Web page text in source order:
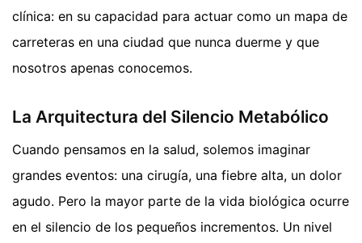
clínica: en su capacidad para actuar como un mapa de
carreteras en una ciudad que nunca duerme y que
nosotros apenas conocemos.
La Arquitectura del Silencio Metabólico
Cuando pensamos en la salud, solemos imaginar
grandes eventos: una cirugía, una fiebre alta, un dolor
agudo. Pero la mayor parte de la vida biológica ocurre
en el silencio de los pequeños incrementos. Un nivel